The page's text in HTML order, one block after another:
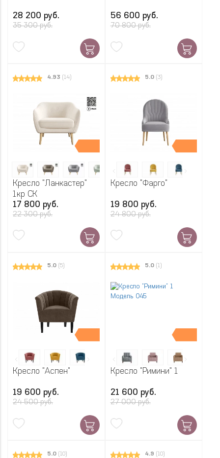
28 200 руб.
35 300 руб.
56 600 руб.
70 800 руб.
4.93 (14)
Кресло "Ланкастер"
1кр СК
17 800 руб.
22 300 руб.
5.0 (3)
Кресло "Фарго"
19 800 руб.
24 800 руб.
5.0 (5)
Кресло "Аспен"
19 600 руб.
24 500 руб.
5.0 (1)
Кресло "Римини" 1
21 600 руб.
27 000 руб.
5.0 (10) 4.9 (10)